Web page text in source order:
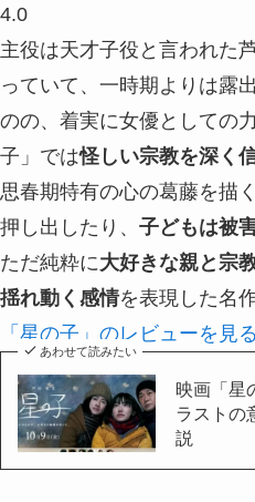
4.0
主役は天才子役と言われた
っていて、一時期よりは露
のの、着実に女優としての
子」では怪しい宗教を深く
思春期特有の心の葛藤を描
押し出したり、 子どもは被
ただ純粋に大好きな親と宗
揺れ動く感情を表現した名作
「星の子」のレビューを見る
あわせて読みたい
映画「星
ラストの
説